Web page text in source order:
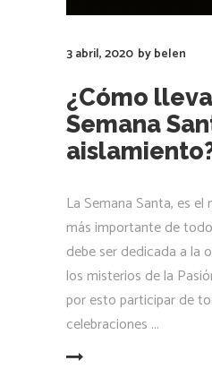
3 abril, 2020 bybelen
¿Cómo
Semana
La Semana Santa, es
más importante de
debe ser dedicada a la
los misterios de la
por esto participar de
celebraciones